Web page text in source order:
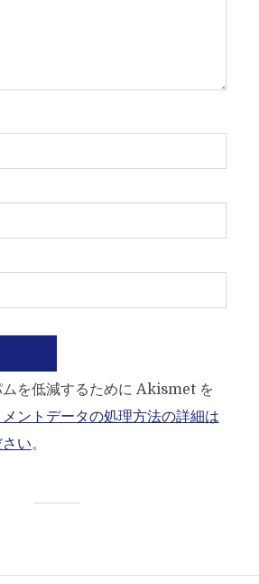
ムを低減するために Akismet を
メントデータの処理方法の詳細は
い。